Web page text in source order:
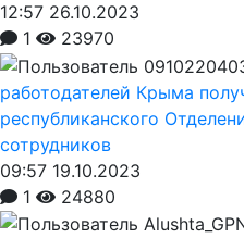
12:57 26.10.2023
1
23970
работодателей Крыма
республиканского
сотрудников
09:57 19.10.2023
1
24880